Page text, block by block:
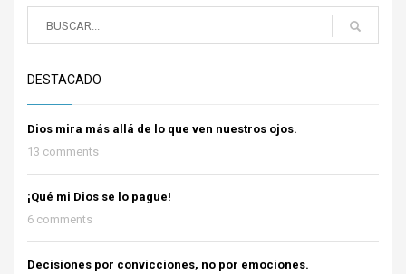
DESTACADO
Dios mira más allá de lo que ven nuestros ojos.
13 comments
¡Qué mi Dios se lo pague!
6 comments
Decisiones por convicciones, no por emociones.